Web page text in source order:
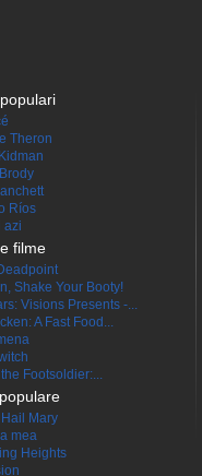
Theron
Ríos
azi
filme
Shake Your Booty!
Visions Presents -...
A Fast Food...
Footsoldier:...
Mary
mea
Heights